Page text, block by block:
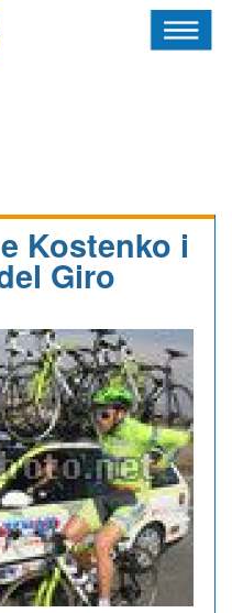
Kostenko i
Giro